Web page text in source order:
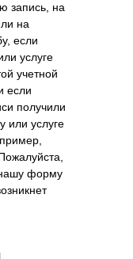
запись, на
на
если
услуге
учетной
если
получили
или услуге
форму